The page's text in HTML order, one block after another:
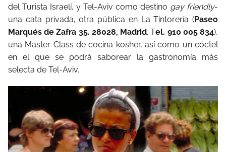
del Turista Israelí, y Tel-Aviv como destino gay friendly-
una cata privada, otra pública en La Tintorería (Paseo
Marqués de Zafra 35. 28028, Madrid. Tel. 910 005 834),
una Master Class de cocina kosher, así como un cóctel
en el que se podrá saborear la gastronomía más
selecta de Tel-Aviv.